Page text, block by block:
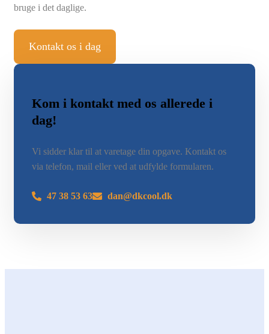
bruge i det daglige.
Kontakt os i dag
Kom i kontakt med os allerede i
dag!
Vi sidder klar til at varetage din opgave. Kontakt os
via telefon, mail eller ved at udfylde formularen.
47 38 53 63 dan@dkcool.dk